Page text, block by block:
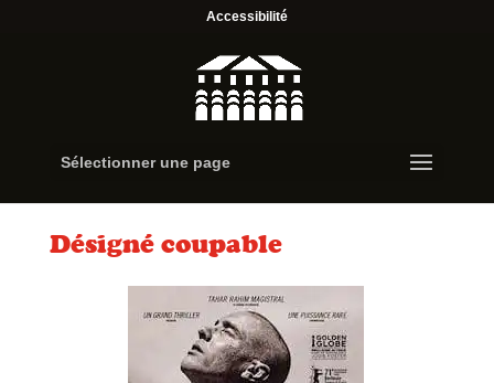
Accessibilité
Sélectionner une page
Désigné coupable